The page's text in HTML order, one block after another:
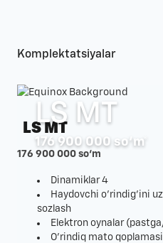
Komplektatsiyalar
LS MT
176 900 000 so‘m*
LS MT
176 900 000 so‘m
Dinamiklar 4
Haydovchi o'rindig'ini
sozlash
Elektron oynalar
O'rindiq mato qoplamasi